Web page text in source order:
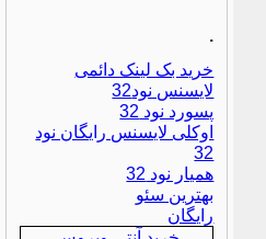
.
خرید بک لینک دائمی
لایسنس نود32
پسورد نود 32
اوکلی لایسنس رایگان نود
32
همیار نود 32
بهترین سئو
رایگان